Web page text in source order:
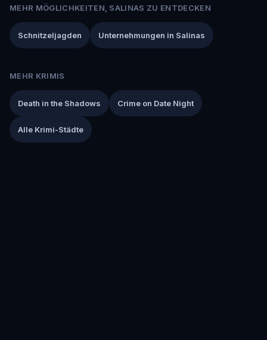
MEHR MÖGLICHKEITEN, SALINAS ZU ENTDECKEN
Schnitzeljagden Unternehmungen in Salinas
MEHR KRIMIS
Death in the Shadows Crime on Date Night
Alle Krimi-Städte